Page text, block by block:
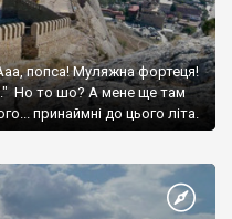
попса! Муляжна фортеця!
Но то шо? А мене ще там
принаймні до цього літа.